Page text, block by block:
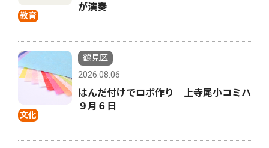
教育
が演奏
文化
鶴見区
2026.08.06
はんだ付けでロボ作り 上寺尾小コミハ
９月６日